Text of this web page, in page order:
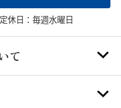
休日：毎週水曜日
て